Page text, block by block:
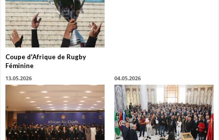
Coupe d'Afrique de Rugby
Féminine
13.05.2026 04.05.2026